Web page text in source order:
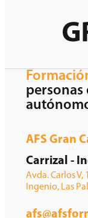
personas
AFS Gran
Carrizal -
Avda. Carlos V,
Ingenio, Las